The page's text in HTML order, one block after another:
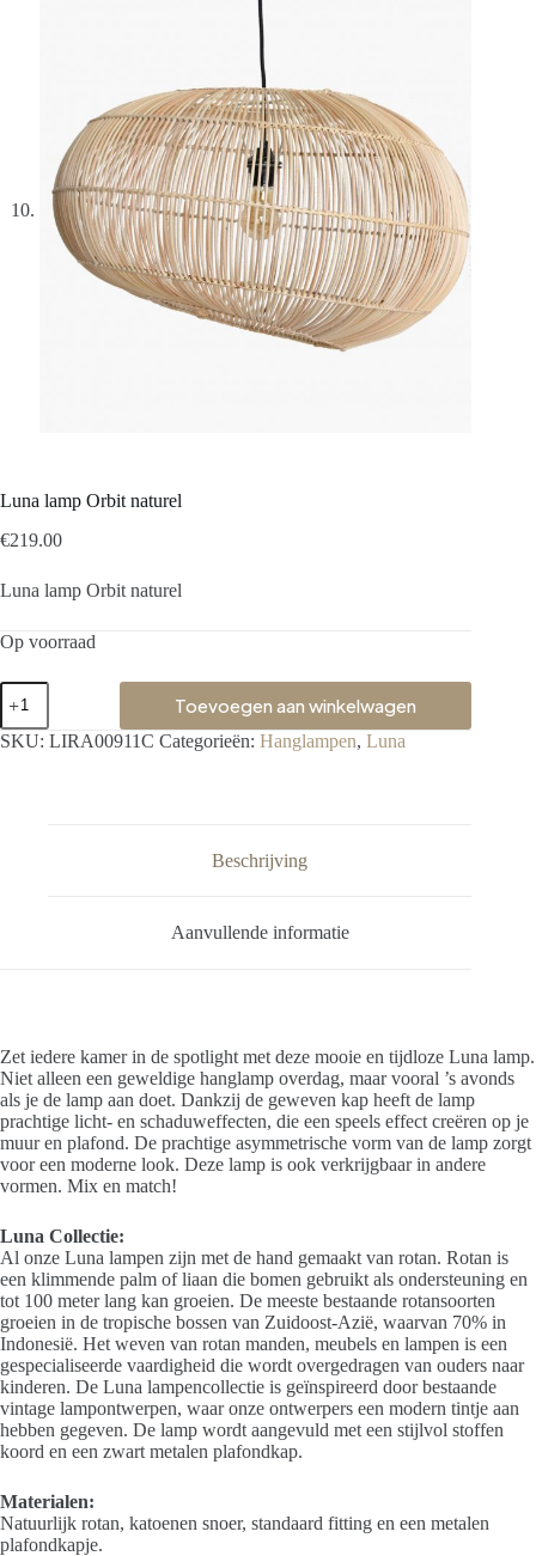
Luna lamp Orbit naturel
€219.00
Luna lamp Orbit naturel
Op voorraad
Toevoegen aan winkelwagen
SKU: LIRA00911C Categorieën: Hanglampen, Luna
Beschrijving
Aanvullende informatie
Zet iedere kamer in de spotlight met deze mooie en tijdloze Luna lamp.
Niet alleen een geweldige hanglamp overdag, maar vooral ’s avonds
als je de lamp aan doet. Dankzij de geweven kap heeft de lamp
prachtige licht- en schaduweffecten, die een speels effect creëren op je
muur en plafond. De prachtige asymmetrische vorm van de lamp zorgt
voor een moderne look. Deze lamp is ook verkrijgbaar in andere
vormen. Mix en match!
Luna Collectie:
Al onze Luna lampen zijn met de hand gemaakt van rotan. Rotan is
een klimmende palm of liaan die bomen gebruikt als ondersteuning en
tot 100 meter lang kan groeien. De meeste bestaande rotansoorten
groeien in de tropische bossen van Zuidoost-Azië, waarvan 70% in
Indonesië. Het weven van rotan manden, meubels en lampen is een
gespecialiseerde vaardigheid die wordt overgedragen van ouders naar
kinderen. De Luna lampencollectie is geïnspireerd door bestaande
vintage lampontwerpen, waar onze ontwerpers een modern tintje aan
hebben gegeven. De lamp wordt aangevuld met een stijlvol stoffen
koord en een zwart metalen plafondkap.
Materialen:
Natuurlijk rotan, katoenen snoer, standaard fitting en een metalen
plafondkapje.